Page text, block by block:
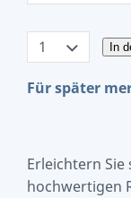
In
Für später
Erleichtern Sie
hochwertigen